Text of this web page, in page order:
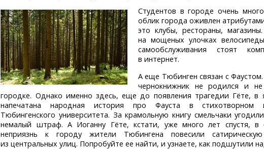
Студентов в городе очень
облик города оживлен
это клубы, рестораны,
на мощеных улочках
самообслуживания стоят
в интернет.
А еще Тюбинген связан с
чернокнижник не родился и
городке. Однако именно здесь, еще до появления трагедии Гёте, в
напечатана народная история про Фауста в стихотворном
Тюбингенского университета. За крамольную книгу смельчаки
немалый штраф. А Иоганну Гёте, кстати, уже много лет спустя, в
неприязнь к городу жители Тюбингена повесили
из центральных улиц. Попробуйте ее найти, и узнаете, как подшутили